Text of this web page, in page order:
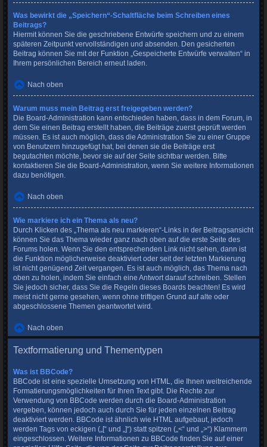
Was bewirkt die „Speichern“-Schaltfläche beim Schreiben eines
Beitrags?
Hiermit können Sie die geschriebene Entwürfe speichern und zu einem
späteren Zeitpunkt vervollständigen und absenden. Den gesicherten
Beitrag können Sie mit der Funktion „Gespeicherte Entwürfe verwalten“ in
Ihrem persönlichen Bereich erneut laden.
Nach oben
Warum muss mein Beitrag erst freigegeben werden?
Die Board-Administration kann entschieden haben, dass in dem Forum, in
dem Sie einen Beitrag erstellt haben, die Beiträge zuerst geprüft werden
müssen. Es ist auch möglich, dass die Administration Sie zu einer Gruppe
von Benutzern hinzugefügt hat, bei denen sie die Beiträge erst
begutachten möchte, bevor sie auf der Seite sichtbar werden. Bitte
kontaktieren Sie die Board-Administration, wenn Sie weitere Informationen
dazu benötigen.
Nach oben
Wie markiere ich ein Thema als neu?
Durch Klicken des „Thema als neu markieren“-Links in der Beitragsansicht
können Sie das Thema wieder ganz nach oben auf die erste Seite des
Forums holen. Wenn Sie den entsprechenden Link nicht sehen, dann ist
die Funktion möglicherweise deaktiviert oder seit der letzten Markierung
ist nicht genügend Zeit vergangen. Es ist auch möglich, das Thema nach
oben zu holen, indem Sie einfach eine Antwort darauf schreiben. Stellen
Sie jedoch sicher, dass Sie die Regeln dieses Boards beachten! Es wird
meist nicht gerne gesehen, wenn ohne triftigen Grund auf alte oder
abgeschlossene Themen geantwortet wird.
Nach oben
Textformatierung und Thementypen
Was ist BBCode?
BBCode ist eine spezielle Umsetzung von HTML, die Ihnen weitreichende
Formatierungsmöglichkeiten für Ihren Text gibt. Die Rechte zur
Verwendung von BBCode werden durch die Board-Administration
vergeben, können jedoch auch durch Sie für jeden einzelnen Beitrag
deaktiviert werden. BBCode ist ähnlich wie HTML aufgebaut, jedoch
werden Tags von eckigen („[“ und „]“) statt spitzen („<“ und „>“) Klammern
eingeschlossen. Weitere Informationen zu BBCode finden Sie auf einer